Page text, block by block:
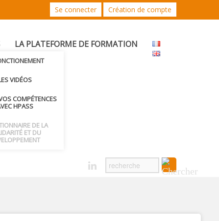
Se connecter Création de compte
LA PLATEFORME DE FORMATION
VIDÉOS
COMPÉTENCES
HPASS
DE LA
ET DU